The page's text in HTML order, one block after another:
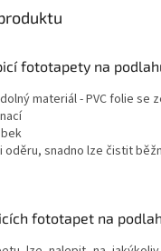
fototapety na
materiál - PVC folie se
oděru, snadno lze čistit
fototapet na